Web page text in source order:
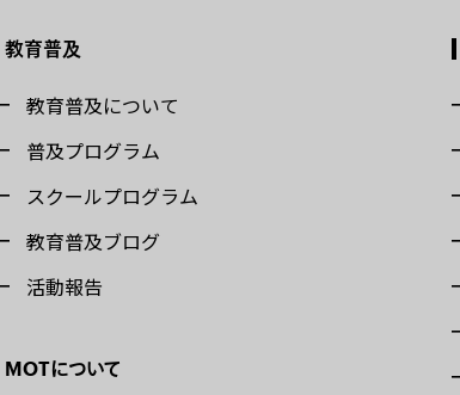
教育普及
教育普及について
普及プログラム
スクールプログラム
教育普及ブログ
活動報告
MOTについて